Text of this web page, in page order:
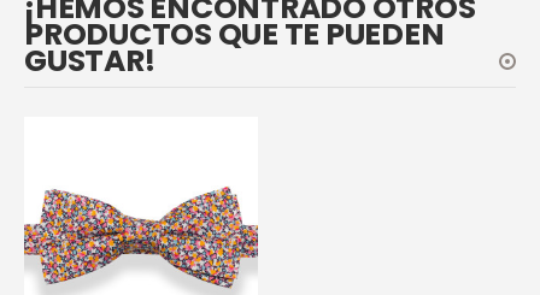
PRODUCTOS QUE TE PUEDEN
GUSTAR!